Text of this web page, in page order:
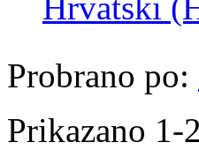
Probrano po:
Prikazano 1-